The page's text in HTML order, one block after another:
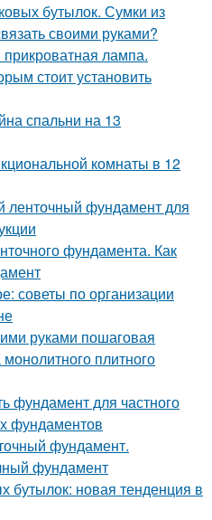
бутылок. Сумки из
своими руками?
лампа.
стоит установить
спальни на 13
комнаты в 12
ленточный фундамент для
фундамента. Как
советы по организации
руками пошаговая
плитного
фундамент для частного
фундаментов
фундамент.
фундамент
бутылок: новая тенденция в